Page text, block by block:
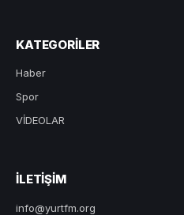
KATEGORILER
Haber
Spor
VİDEOLAR
ILETIŞIM
info@yurtfm.org